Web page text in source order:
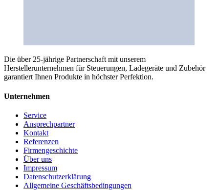
Die über 25-jährige Partnerschaft mit unserem
Herstellerunternehmen für Steuerungen, Ladegeräte und Zubehör
garantiert Ihnen Produkte in höchster Perfektion.
Unternehmen
Service
Ansprechpartner
Kontakt
Referenzen
Firmengeschichte
Über uns
Impressum
Datenschutzerklärung
Allgemeine Geschäftsbedingungen